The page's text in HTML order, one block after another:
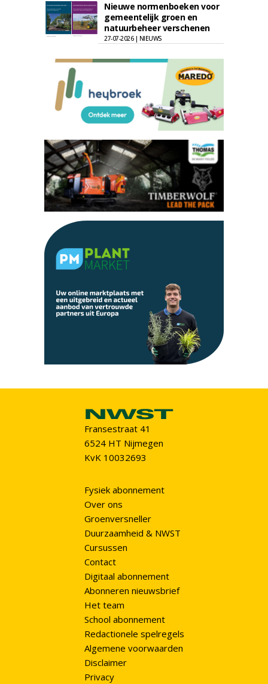
Nieuwe normenboeken voor
gemeentelijk groen en
natuurbeheer verschenen
27-07-2026 | NIEUWS
Fransestraat 41
6524 HT Nijmegen
KvK 10032693
Fysiek abonnement
Over ons
Groenversneller
Duurzaamheid & NWST
Cursussen
Contact
Digitaal abonnement
Abonneren nieuwsbrief
Het team
School abonnement
Redactionele spelregels
Algemene voorwaarden
Disclaimer
Privacy